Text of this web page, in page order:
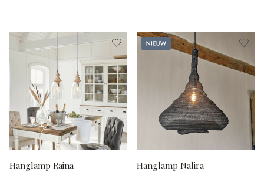
Hanglamp Raina
Nieuw
Hanglamp Nalira